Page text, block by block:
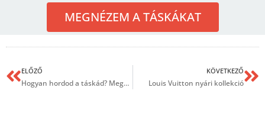
MEGNÉZEM A TÁSKÁKAT
ELŐZŐ
Hogyan hordod a táskád? Megmondom ki vagy!
KÖVETKEZŐ
Louis Vuitton nyári kollekció